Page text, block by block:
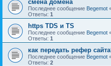
смена домена
Последнее сообщение Begemot
Ответы: 1
https TDS и TS
Последнее сообщение Begemot
Ответы: 1
как передать рефер
Последнее сообщение Begemot
Ответы: 2